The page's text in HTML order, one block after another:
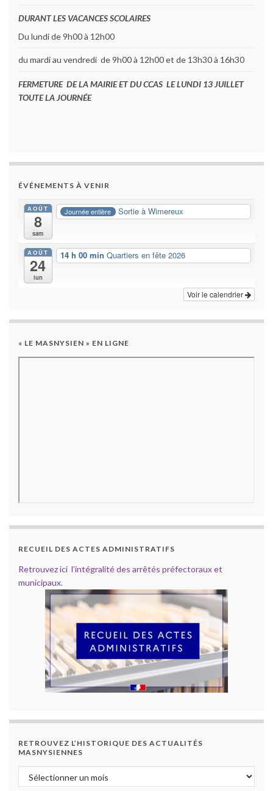
DURANT LES VACANCES SCOLAIRES
Du lundi de 9h00 à 12h00
du mardi au vendredi de 9h00 à 12h00 et de 13h30 à 16h30
FERMETURE DE LA MAIRIE ET DU CCAS LE LUNDI 13 JUILLET
TOUTE LA JOURNÉE
ÉVÉNEMENTS À VENIR
AOÛT
8
sam
Journée entière Sortie à Wimereux
AOÛT
24
lun
14 h 00 min Quartiers en fête 2026
Voir le calendrier
« LE MASNYSIEN » EN LIGNE
RECUEIL DES ACTES ADMINISTRATIFS
Retrouvez ici l’intégralité des arrêtés préfectoraux et
municipaux.
RETROUVEZ L’HISTORIQUE DES ACTUALITÉS
MASNYSIENNES
Retrouvez l’historique des actualités masnysiennes